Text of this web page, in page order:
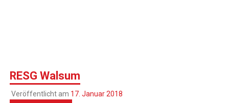
RESG Walsum
Veröffentlicht am 17. Januar 2018